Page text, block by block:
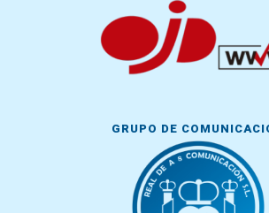
GRUPO DE